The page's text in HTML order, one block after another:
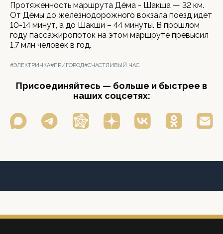
Протяженность маршрута Дёма - Шакша — 32 км.
От Дёмы до железнодорожного вокзала поезд идет
10-14 минут, а до Шакши – 44 минуты. В прошлом
году пассажиропоток на этом маршруте превысил
1,7 млн человек в год.
#ЭЛЕКТРИЧКА#ПРИГОРОД#СЧАСТЛИВЫЙ ЧАС
Присоединяйтесь — больше и быстрее в
наших соцсетях: